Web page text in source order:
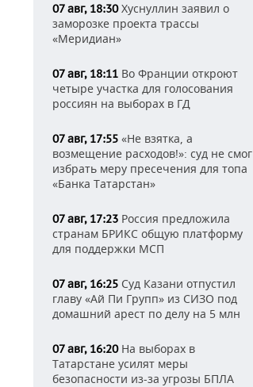
07 авг, 18:30Хуснуллин заявил о
заморозке проекта трассы
«Меридиан»
07 авг, 18:11 Во Франции откроют
четыре участка для голосования
россиян на выборах в ГД
07 авг, 17:55 «Не взятка, а
возмещение расходов!»: суд не смог
избрать меру пресечения для топа
«Банка Татарстан»
07 авг, 17:23 Россия предложила
странам БРИКС общую платформу
для поддержки МСП
07 авг, 16:25 Суд Казани отпустил
главу «Ай Пи Групп» из СИЗО под
домашний арест по делу на 5 млн
07 авг, 16:20На выборах в
Татарстане усилят меры
безопасности из-за угрозы БПЛА